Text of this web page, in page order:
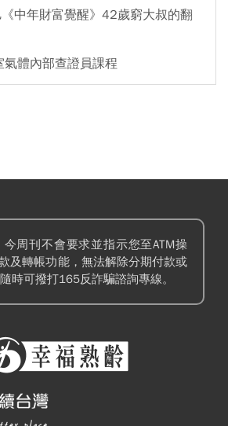
中年財富覺醒》42歲窮大叔的翻
體內部查證員課程
今周刊不會要求並指示您至ATM操
及轉帳功能，無法解除分期付款或
時可撥打165反詐騙諮詢專線。